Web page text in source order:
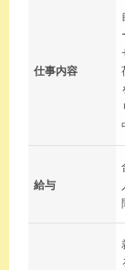
仕事内容
給与